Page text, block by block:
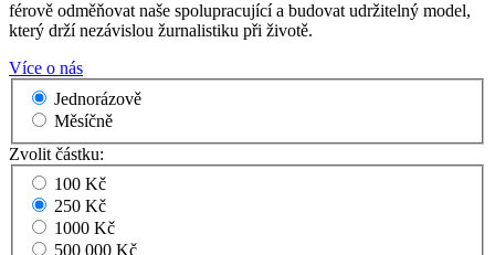
férově odměňovat naše spolupracující a budovat udržitelný model,
který drží nezávislou žurnalistiku při životě.
Více o nás
Jednorázově
Měsíčně
Zvolit částku:
100 Kč
250 Kč
1000 Kč
500 000 Kč